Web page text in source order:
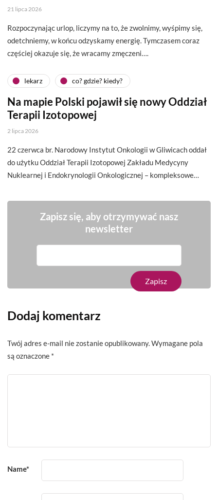
21 lipca 2026
Rozpoczynając urlop, liczymy na to, że zwolnimy, wyśpimy się,
odetchniemy, w końcu odzyskamy energię. Tymczasem coraz
częściej okazuje się, że wracamy zmęczeni….
lekarz co? gdzie? kiedy?
Na mapie Polski pojawił się nowy Oddział
Terapii Izotopowej
2 lipca 2026
22 czerwca br. Narodowy Instytut Onkologii w Gliwicach oddał
do użytku Oddział Terapii Izotopowej Zakładu Medycyny
Nuklearnej i Endokrynologii Onkologicznej – kompleksowe…
Zapisz się, aby otrzymywać nasz
newsletter
Dodaj komentarz
Twój adres e-mail nie zostanie opublikowany. Wymagane pola
są oznaczone *
Name*